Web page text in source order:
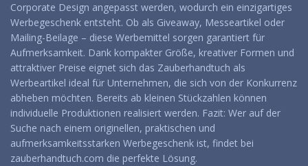
Corporate Design angepasst werden, wodurch ein einzigartiges
Werbegeschenk entsteht. Ob als Giveaway, Messeartikel oder
Mailing-Beilage – diese Werbemittel sorgen garantiert für
Aufmerksamkeit. Dank kompakter Größe, kreativer Formen und
attraktiver Preise eignet sich das Zauberhandtuch als
Werbeartikel ideal für Unternehmen, die sich von der Konkurrenz
abheben möchten. Bereits ab kleinen Stückzahlen können
individuelle Produktionen realisiert werden. Fazit: Wer auf der
Suche nach einem originellen, praktischen und
aufmerksamkeitsstarken Werbegeschenk ist, findet bei
zauberhandtuch.com die perfekte Lösung.